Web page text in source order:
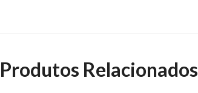
Produtos Relacionados